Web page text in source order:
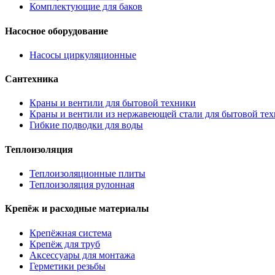
Комплектующие для баков
Насосное оборудование
Насосы циркуляционные
Сантехника
Краны и вентили для бытовой техники
Краны и вентили из нержавеющей стали для бытовой
Гибкие подводки для воды
Теплоизоляция
Теплоизоляционные плиты
Теплоизоляция рулонная
Крепёж и расходные материалы
Крепёжная система
Крепёж для труб
Аксессуары для монтажа
Герметики резьбы